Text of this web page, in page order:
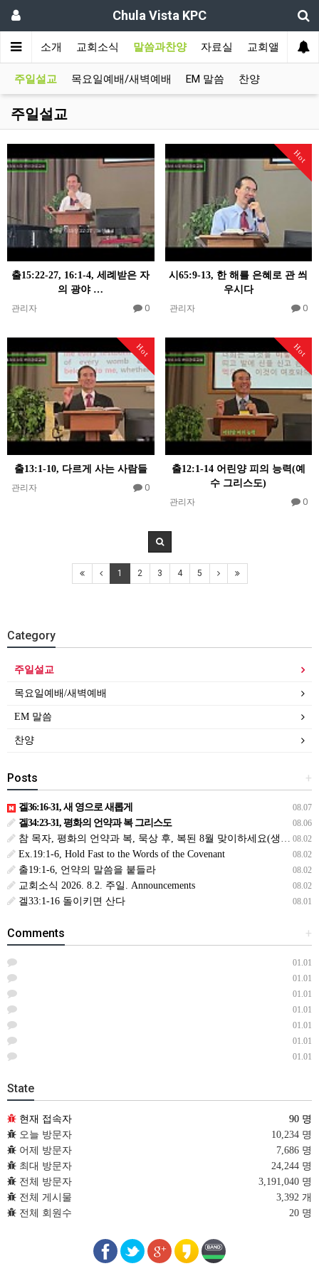
Chula Vista KPC
교회소개 교회소식 말씀과찬양 자료실 교회앨범
주일설교 목요일예배/새벽예배 EM 말씀 찬양
주일설교
출15:22-27, 16:1-4, 세례받은 자
의 광야 …
관리자 0
Hot
시65:9-13, 한 해를 은혜로 관 씌
우시다
관리자 0
Hot
출13:1-10, 다르게 사는 사람들
관리자 0
Hot
출12:1-14 어린양 피의 능력(예
수 그리스도)
관리자 0
1 2 3 4 5
Category
주일설교
목요일예배/새벽예배
EM 말씀
찬양
+
Posts
08.07
겔36:16-31, 새 영으로 새롭게
08.06
겔34:23-31, 평화의 언약과 복 그리스도
08.02
참 목자, 평화의 언약과 복, 묵상 후, 복된 8월 맞이하세요(생삶,3,월) *예수생명 내생명 우리생명!
08.02
Ex.19:1-6, Hold Fast to the Words of the Covenant
08.02
출19:1-6, 언약의 말씀을 붙들라
08.02
교회소식 2026. 8.2. 주일. Announcements
08.01
겔33:1-16 돌이키면 산다
+
Comments
01.01
01.01
01.01
01.01
01.01
01.01
01.01
State
현재 접속자
90 명
오늘 방문자
10,234 명
어제 방문자
7,686 명
최대 방문자
24,244 명
전체 방문자
3,191,040 명
전체 게시물
3,392 개
전체 회원수
20 명